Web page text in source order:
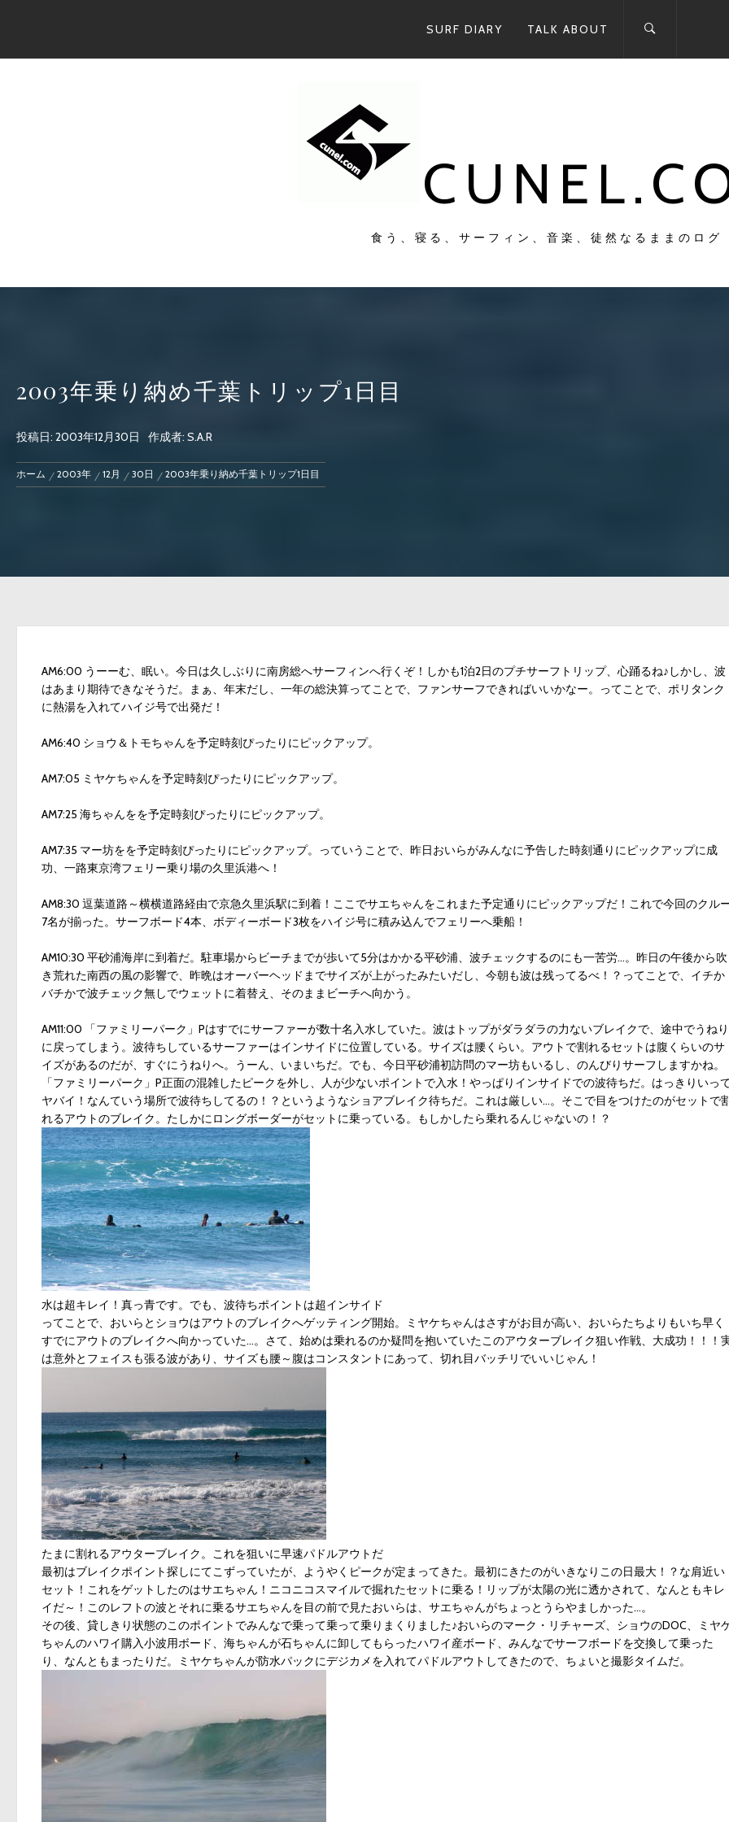
ン
SURF DIARY TALK ABOUT
食う、寝る、サーフィン、音楽、徒然なるままのログ
2003年乗り納め千葉トリップ1日目
投稿日: 2003年12月30日 作成者: S.A.R
ホーム 2003年 12月 30日 2003年乗り納め千葉トリップ1日目
AM6:00 うーーむ、眠い。今日は久しぶりに南房総へサーフィンへ行くぞ！しかも1泊2日のプチサーフトリップ、心踊るね♪しかし、波
はあまり期待できなそうだ。まぁ、年末だし、一年の総決算ってことで、ファンサーフできればいいかなー。ってことで、ポリタンク
に熱湯を入れてハイジ号で出発だ！
AM6:40 ショウ＆トモちゃんを予定時刻ぴったりにピックアップ。
AM7:05 ミヤケちゃんを予定時刻ぴったりにピックアップ。
AM7:25 海ちゃんをを予定時刻ぴったりにピックアップ。
AM7:35 マー坊をを予定時刻ぴったりにピックアップ。っていうことで、昨日おいらがみんなに予告した時刻通りにピックアップに成
功、一路東京湾フェリー乗り場の久里浜港へ！
AM8:30 逗葉道路～横横道路経由で京急久里浜駅に到着！ここでサエちゃんをこれまた予定通りにピックアップだ！これで今回のクル
7名が揃った。サーフボード4本、ボディーボード3枚をハイジ号に積み込んでフェリーへ乗船！
AM10:30 平砂浦海岸に到着だ。駐車場からビーチまでが歩いて5分はかかる平砂浦、波チェックするのにも一苦労…。昨日の午後から吹
き荒れた南西の風の影響で、昨晩はオーバーヘッドまでサイズが上がったみたいだし、今朝も波は残ってるべ！？ってことで、イチか
バチかで波チェック無しでウェットに着替え、そのままビーチへ向かう。
AM11:00 「ファミリーパーク」Pはすでにサーファーが数十名入水していた。波はトップがダラダラの力ないブレイクで、途中でうねり
に戻ってしまう。波待ちしているサーファーはインサイドに位置している。サイズは腰くらい。アウトで割れるセットは腹くらいのサ
イズがあるのだが、すぐにうねりへ。うーん、いまいちだ。でも、今日平砂浦初訪問のマー坊もいるし、のんびりサーフしますかね。
「ファミリーパーク」P正面の混雑したピークを外し、人が少ないポイントで入水！やっぱりインサイドでの波待ちだ。はっきりいっ
ヤバイ！なんていう場所で波待ちしてるの！？というようなショアブレイク待ちだ。これは厳しい…。そこで目をつけたのがセットで
れるアウトのブレイク。たしかにロングボーダーがセットに乗っている。もしかしたら乗れるんじゃないの！？
水は超キレイ！真っ青です。でも、波待ちポイントは超インサイド
ってことで、おいらとショウはアウトのブレイクへゲッティング開始。ミヤケちゃんはさすがお目が高い、おいらたちよりもいち早く
すでにアウトのブレイクへ向かっていた…。さて、始めは乗れるのか疑問を抱いていたこのアウターブレイク狙い作戦、大成功！！！
は意外とフェイスも張る波があり、サイズも腰～腹はコンスタントにあって、切れ目バッチリでいいじゃん！
たまに割れるアウターブレイク。これを狙いに早速パドルアウトだ
最初はブレイクポイント探しにてこずっていたが、ようやくピークが定まってきた。最初にきたのがいきなりこの日最大！？な肩近い
セット！これをゲットしたのはサエちゃん！ニコニコスマイルで掘れたセットに乗る！リップが太陽の光に透かされて、なんともキレ
イだ～！このレフトの波とそれに乗るサエちゃんを目の前で見たおいらは、サエちゃんがちょっとうらやましかった…。
その後、貸しきり状態のこのポイントでみんなで乗って乗って乗りまくりました♪おいらのマーク・リチャーズ、ショウのDOC、ミヤ
ちゃんのハワイ購入小波用ボード、海ちゃんが石ちゃんに卸してもらったハワイ産ボード、みんなでサーフボードを交換して乗った
り、なんともまったりだ。ミヤケちゃんが防水パックにデジカメを入れてパドルアウトしてきたので、ちょいと撮影タイムだ。